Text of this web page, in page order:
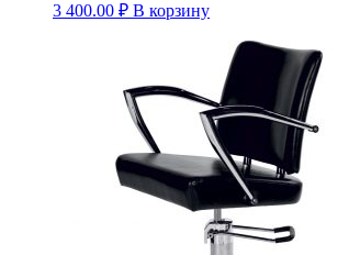
3 400.00 ₽ В корзину